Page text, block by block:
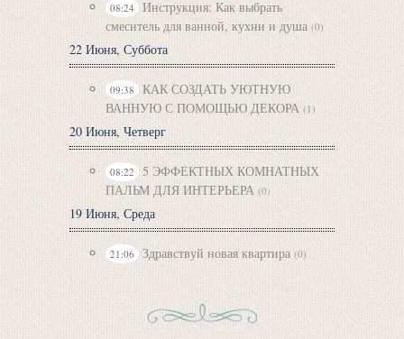
08:24
Инструкция: Как выбрать
смеситель для ванной, кухни и душа (0)
22 Июня, Суббота
09:38
КАК СОЗДАТЬ УЮТНУЮ
ВАННУЮ С ПОМОЩЬЮ ДЕКОРА (1)
20 Июня, Четверг
08:22
5 ЭФФЕКТНЫХ КОМНАТНЫХ
ПАЛЬМ ДЛЯ ИНТЕРЬЕРА (0)
19 Июня, Среда
21:06 Здравствуй новая квартира (0)